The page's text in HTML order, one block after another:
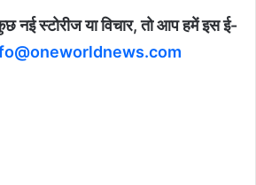
नई स्टोरीज या विचार, तो आप हमें इस ई-